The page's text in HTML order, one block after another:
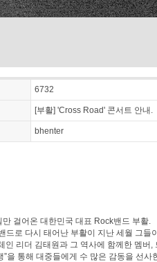
6732
[부활] 'Cross Road' 콘서트 안내.
bhenter
걸어온 대한민국 대표 Rock밴드 부활.
드로 다시 태어난 부활이 지난 세월 그들
인 리더 김태원과 그 역사에 함께한 멤버
”을 통해 대중들에게 수 많은 감동을 선